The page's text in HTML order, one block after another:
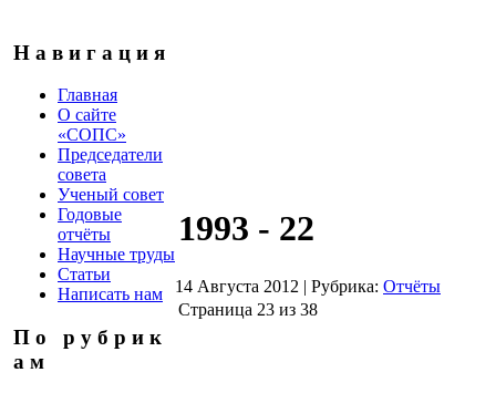
Н а в и г а ц и я
Главная
О сайте
«СОПС»
Председатели
совета
Ученый совет
Годовые
отчёты
Научные труды
Статьи
Написать нам
П о р у б р и к
а м
1993 - 22
14 Августа 2012 | Рубрика: Отчёты
Страница 23 из 38